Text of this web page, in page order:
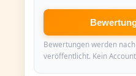
Bewertungen werden
veröffentlicht. Kein